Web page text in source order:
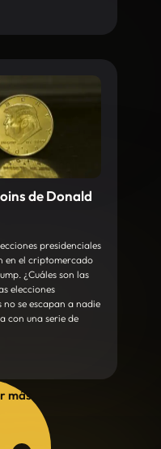
de Donald
presidenciales
en el criptomercado
¿Cuáles son las
elecciones
no se escapan a nadie
con una serie de
más